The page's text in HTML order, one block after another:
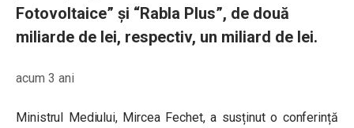
Fotovoltaice” și “Rabla Plus”, de două
miliarde de lei, respectiv, un miliard de lei.
acum 3 ani
Ministrul Mediului, Mircea Fechet, a susținut o conferință